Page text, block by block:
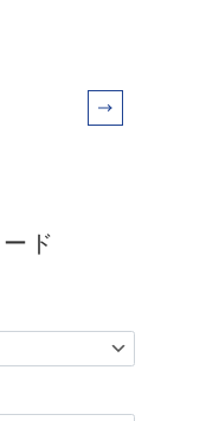
ド